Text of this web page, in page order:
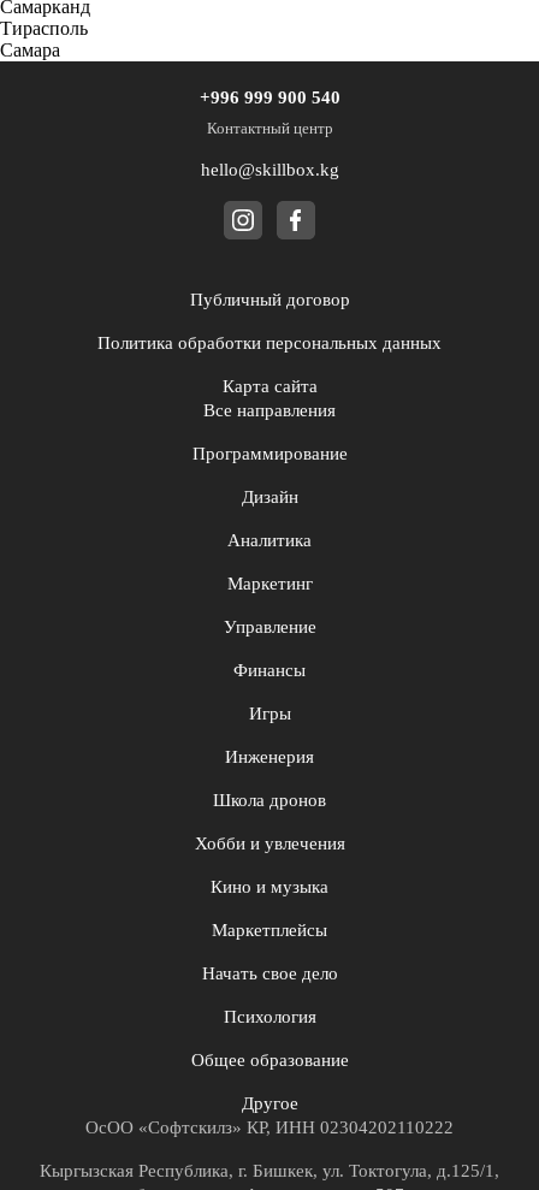
Самарканд
Тирасполь
Самара
+996 999 900 540
Контактный центр
hello@skillbox.kg
Публичный договор
Политика обработки персональных данных
Карта сайта
Все направления
Программирование
Дизайн
Аналитика
Маркетинг
Управление
Финансы
Игры
Инженерия
Школа дронов
Хобби и увлечения
Кино и музыка
Маркетплейсы
Начать свое дело
Психология
Общее образование
Другое
ОсОО «Софтскилз» КР, ИНН 02304202110222
Кыргызская Республика, г. Бишкек, ул. Токтогула, д.125/1,